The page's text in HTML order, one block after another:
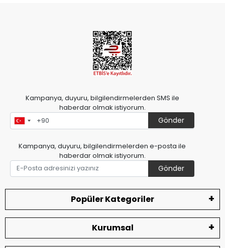
Kampanya, duyuru, bilgilendirmelerden SMS ile
haberdar olmak istiyorum.
Gönder
Kampanya, duyuru, bilgilendirmelerden e-posta ile
haberdar olmak istiyorum.
Gönder
Popüler Kategoriler
Kurumsal